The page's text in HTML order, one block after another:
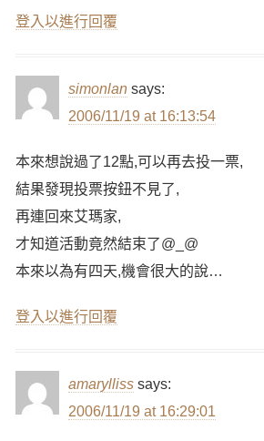
登入以進行回覆
simonlan says:
2006/11/19 at 16:13:54
本來想說過了12點,可以再去投一票,
結果發現投票按鈕不見了,
再連回來艾瑪家,
才知道活動竟然結束了@_@
本來以為有四天,機會很大的說…
登入以進行回覆
amarylliss says:
2006/11/19 at 16:29:01